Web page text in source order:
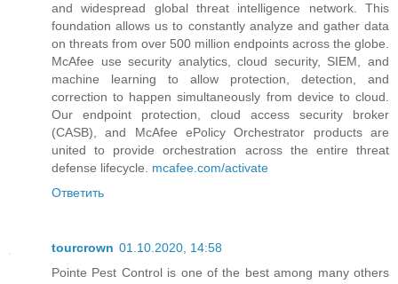
and widespread global threat intelligence network. This
foundation allows us to constantly analyze and gather data
on threats from over 500 million endpoints across the globe.
McAfee use security analytics, cloud security, SIEM, and
machine learning to allow protection, detection, and
correction to happen simultaneously from device to cloud.
Our endpoint protection, cloud access security broker
(CASB), and McAfee ePolicy Orchestrator products are
united to provide orchestration across the entire threat
defense lifecycle. mcafee.com/activate
Ответить
tourcrown 01.10.2020, 14:58
Pointe Pest Control is one of the best among many others